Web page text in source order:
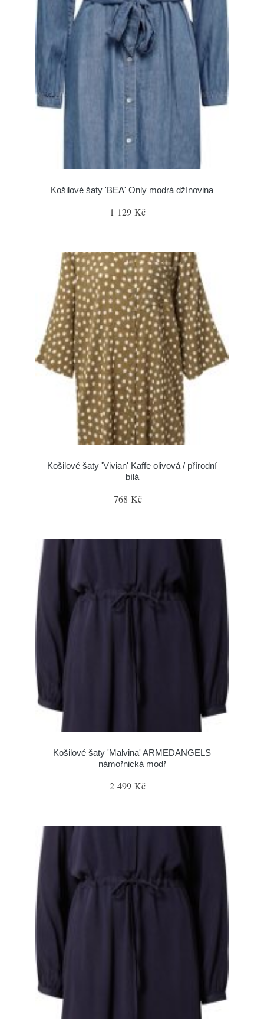
Košilové šaty 'BEA' Only modrá džínovina
1 129 Kč
Košilové šaty 'Vivian' Kaffe olivová / přírodní
bílá
768 Kč
Košilové šaty 'Malvina' ARMEDANGELS
námořnická modř
2 499 Kč